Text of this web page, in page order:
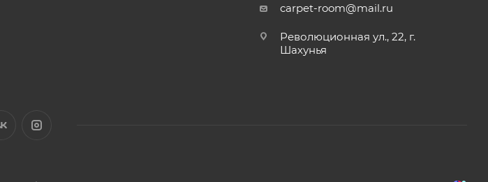
carpet-room@mail.ru
Революционная ул., 22, г.
Шахунья